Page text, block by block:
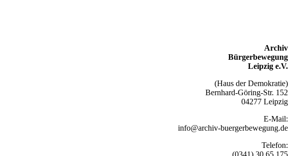
Archiv
Bürgerbewegung
Leipzig e.V.
(Haus der Demokratie)
Bernhard-Göring-Str. 152
04277 Leipzig
E-Mail:
info@archiv-buergerbewegung.de
Telefon:
(0341) 30 65 175